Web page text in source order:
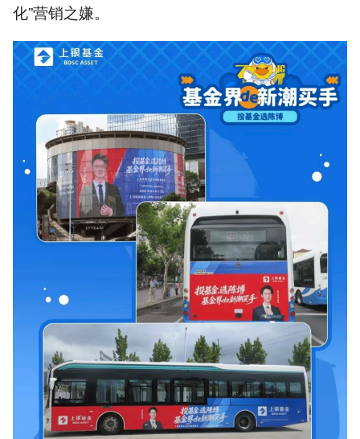
化”营销之嫌。